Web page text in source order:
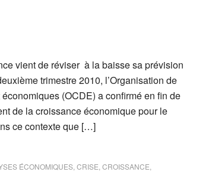
vient de réviser à la baisse sa prévision
trimestre 2010, l’Organisation de
(OCDE) a confirmé en fin de
de la croissance économique pour le
ce contexte que […]
ÉCONOMIQUES CRISE CROISSANCE